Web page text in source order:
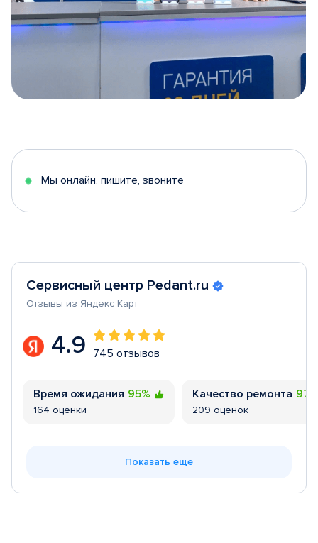
5
Мы онлайн, пишите, звоните
Сервисный центр Pedant.ru
Отзывы из Яндекс Карт
4.9 745 отзывов
Время ожидания 95%
164 оценки
Качество ремонта
209 оценок
Показать еще